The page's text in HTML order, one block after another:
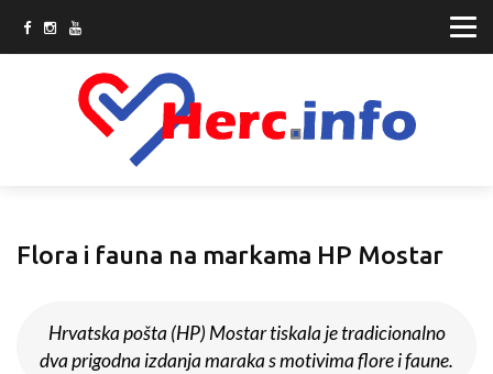
Flora i fauna na markama HP Mostar
Hrvatska pošta (HP) Mostar tiskala je tradicionalno
dva prigodna izdanja maraka s motivima flore i faune.